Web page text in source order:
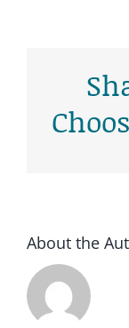
About the